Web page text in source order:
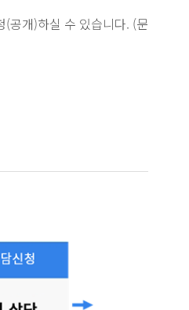
(공개)하실 수 있습니다. (문